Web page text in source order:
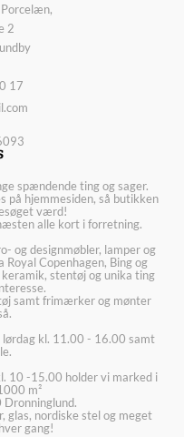
2
17
spændende ting og sager.
på hjemmesiden, så butikken
værd!
alle kort i forretning.
og designmøbler, lamper og
Copenhagen, Bing og
stentøj og unika ting
samt frimærker og mønter
lørdag kl. 11.00 - 16.00 samt
10 -15.00 holder vi marked i
m²
glas, nordiske stel og meget
gang!